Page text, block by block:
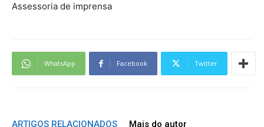
Assessoria de imprensa
WhatsApp Facebook Twitter
ARTIGOS RELACIONADOS Mais do autor